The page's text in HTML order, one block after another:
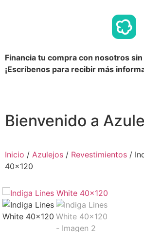
Financia tu compra con nosotros
¡Escríbenos para recibir más
Bienvenido a
Inicio / Azulejos / Revestimientos /
40×120